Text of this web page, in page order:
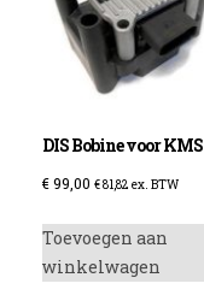
DIS Bobine voor KMS
€99,00 €81,82 ex. BTW
Toevoegen aan
winkelwagen